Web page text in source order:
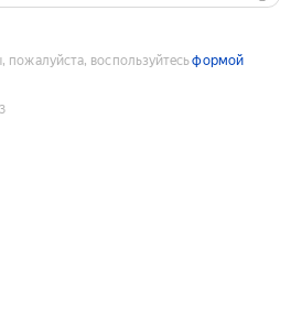
пожалуйста, воспользуйтесьформой